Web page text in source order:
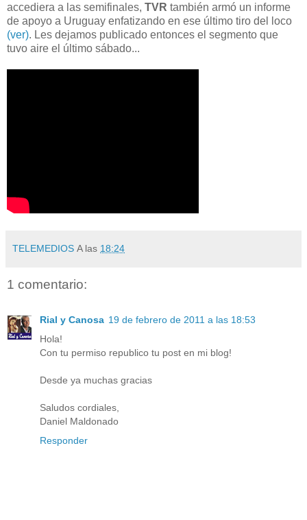
accediera a las semifinales, TVR también armó un informe
de apoyo a Uruguay enfatizando en ese último tiro del loco
(ver). Les dejamos publicado entonces el segmento que
tuvo aire el último sábado...
TELEMEDIOS A las 18:24
1 comentario:
Rial y Canosa 19 de febrero de 2011 a las 18:53
Hola!
Con tu permiso republico tu post en mi blog!
Desde ya muchas gracias
Saludos cordiales,
Daniel Maldonado
Responder